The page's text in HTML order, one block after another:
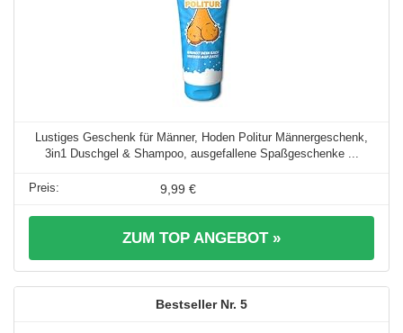
Lustiges Geschenk für Männer, Hoden Politur Männergeschenk,
3in1 Duschgel & Shampoo, ausgefallene Spaßgeschenke ...
9,99 €
ZUM TOP ANGEBOT »
5